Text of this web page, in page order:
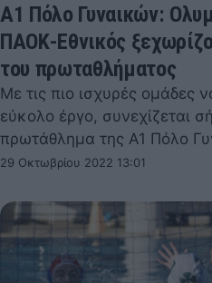
Α1 Πόλο Γυναικών:
ΠΑΟΚ-Εθνικός
του πρωταθλήματος
Με τις πιο ισχυρές ομάδες
εύκολο έργο, συνεχίζεται
πρωτάθλημα της Α1 Πόλο
29 Οκτωβρίου 2022 13:01